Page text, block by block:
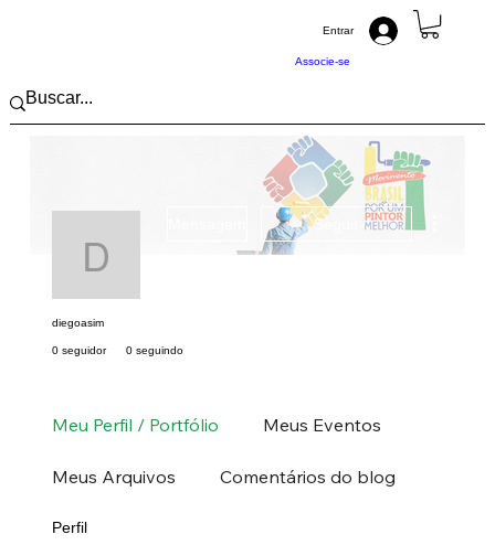
Associe-se
Entrar
diegoasim
Seguir
diegoasim
0 seguidor 0 seguindo
Meu Perfil / Portfólio Meus Eventos
Meus Arquivos Comentários do blog
Perfil